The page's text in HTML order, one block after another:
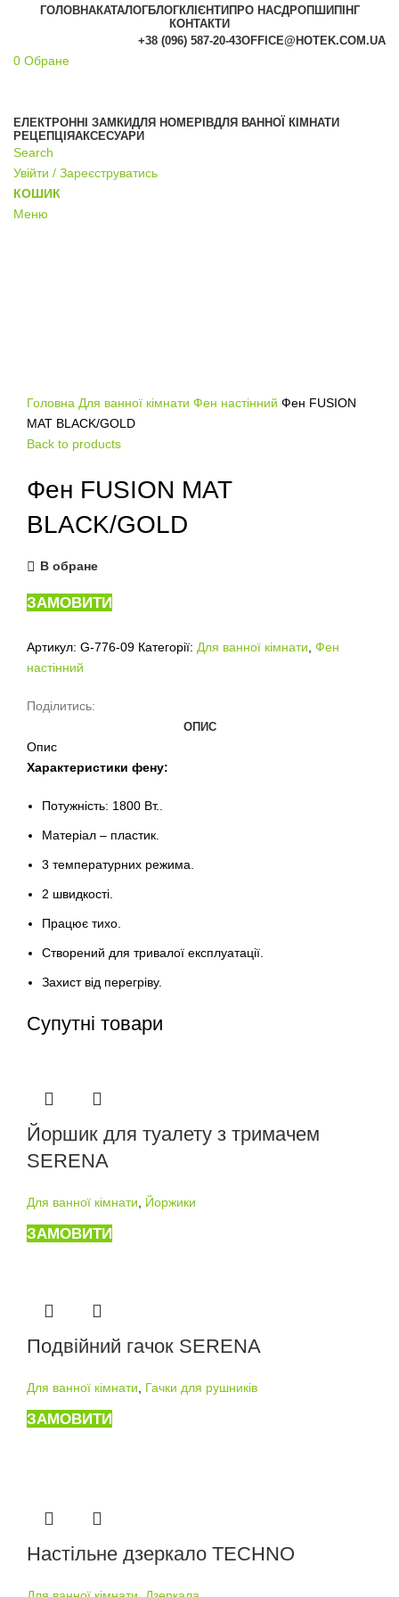
ГОЛОВНАКАТАЛОГБЛОГКЛІЄНТИ ПРО НАСДРОПШИПІНГ
КОНТАКТИ
+38 (096) 587-20-43OFFICE@HOTEK.COM.UA
0 Обране
ЕЛЕКТРОННІ ЗАМКИДЛЯ НОМЕРІВДЛЯ ВАННОЇ КІМНАТИ
РЕЦЕПЦІЯАКСЕСУАРИ
Search
Увійти / Зареєструватись
КОШИК
Меню
Головна Для ванної кімнати Фен настінний Фен FUSION
MAT BLACK/GOLD
Back to products
Фен FUSION MAT
BLACK/GOLD
В обране
ЗАМОВИТИ
Артикул: G-776-09 Категорії: Для ванної кімнати Фен
настінний
Поділитись:
ОПИС
Опис
Характеристики фену:
Потужність: 1800 Вт..
Матеріал – пластик.
3 температурних режима.
2 швидкості.
Працює тихо.
Створений для тривалої експлуатації.
Захист від перегріву.
Супутні товари
Йоршик для туалету з тримачем
SERENA
Для ванної кімнати Йоржики
ЗАМОВИТИ
Подвійний гачок SERENA
Для ванної кімнати, Гачки для рушників
ЗАМОВИТИ
Настільне дзеркало TECHNO